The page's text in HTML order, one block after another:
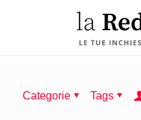
Categorie Tags